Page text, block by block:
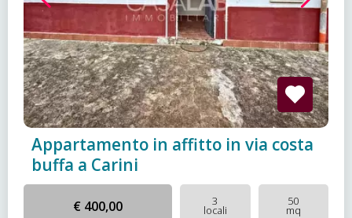
Appartamento in affitto in via costa
buffa a Carini
€ 400,00 3
locali
50
mq